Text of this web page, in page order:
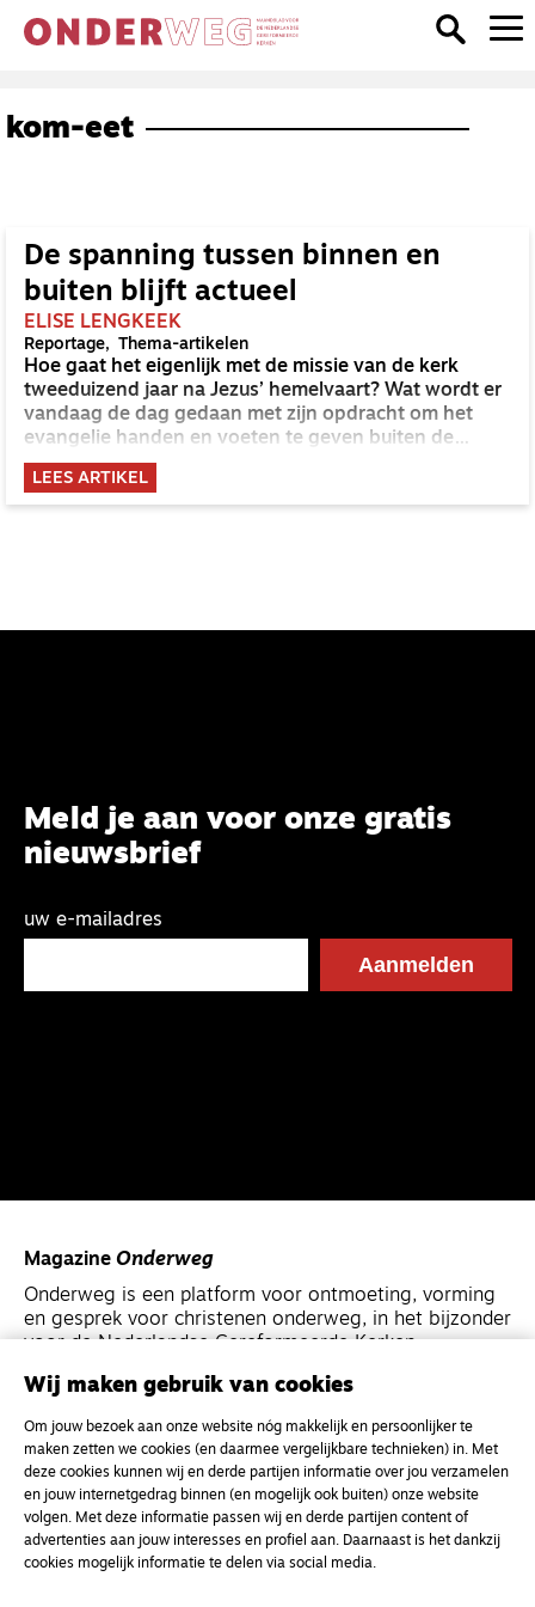
kom-eet
De spanning tussen binnen en
buiten blijft actueel
ELISE LENGKEEK
Reportage Thema-artikelen
Hoe gaat het eigenlijk met de missie van de kerk
tweeduizend jaar na Jezus’ hemelvaart? Wat wordt er
vandaag de dag gedaan met zijn opdracht om het
evangelie handen en voeten te geven buiten de
veilige kerkmuren? In deze reportage drie best
practices over het praktisch omgaan met de eeuwige
spanning tussen binnen en buiten.
LEES ARTIKEL
Meld je aan voor onze gratis
nieuwsbrief
uw e-mailadres
Magazine Onderweg
Onderweg is een platform voor ontmoeting, vorming
en gesprek voor christenen onderweg, in het bijzonder
voor de Nederlandse Gereformeerde Kerken.
Kvk-nummer 33277063
NL46 INGB 0117 5827 86
info@onderwegonline.nl
Wij maken gebruik van cookies
Om jouw bezoek aan onze website nóg makkelijk en persoonlijker te
maken zetten we cookies (en daarmee vergelijkbare technieken) in. Met
deze cookies kunnen wij en derde partijen informatie over jou verzamelen
en jouw internetgedrag binnen (en mogelijk ook buiten) onze website
volgen. Met deze informatie passen wij en derde partijen content of
advertenties aan jouw interesses en profiel aan. Daarnaast is het dankzij
cookies mogelijk informatie te delen via social media.